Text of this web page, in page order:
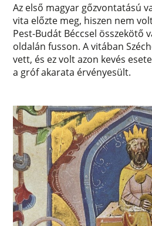
Az első magyar gőzvontatású
vita előzte meg, hiszen nem
Pest-Budát Béccsel összekötő
oldalán fusson. A vitában
vett, és ez volt azon kevés
a gróf akarata érvényesült.